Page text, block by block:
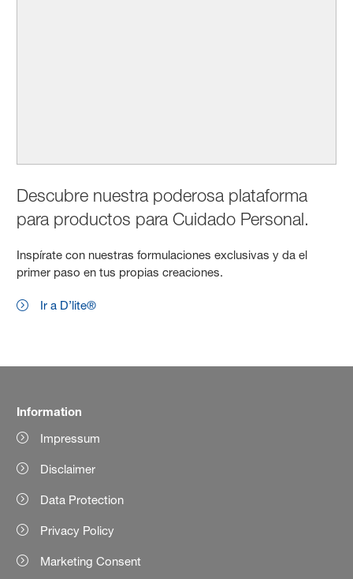
Descubre nuestra poderosa plataforma
para productos para Cuidado Personal.
Inspírate con nuestras formulaciones exclusivas y da el
primer paso en tus propias creaciones.
Ir a D’lite®
Information
Impressum
Disclaimer
Data Protection
Privacy Policy
Marketing Consent